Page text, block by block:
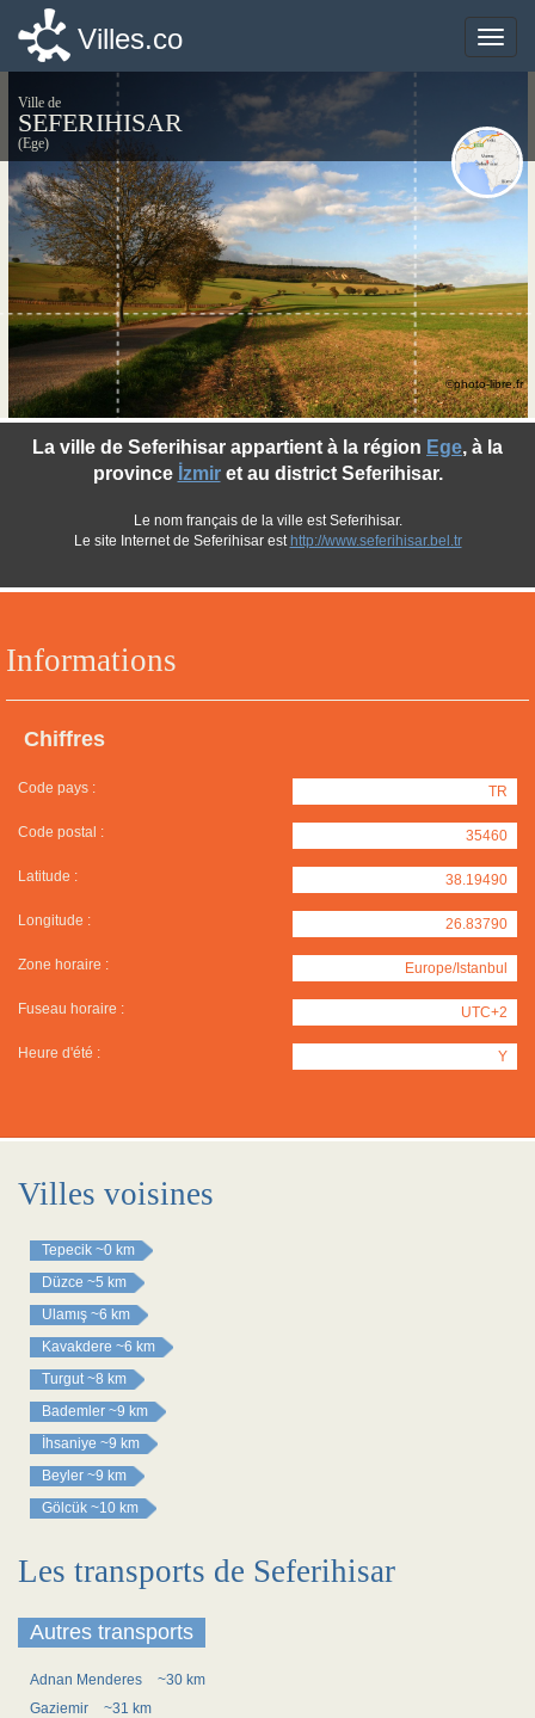
Toggle
Villes.co
Ville de
SEFERIHISAR
(Ege)
Informations
Chiffres
Code pays : TR
Code postal : 35460
Latitude : 38.19490
Longitude : 26.83790
Zone horaire : Europe/Istanbul
Fuseau horaire : UTC+2
Heure d'été : Y
La ville de Seferihisar appartient à la région Ege, à la
province İzmiret au district Seferihisar.
Le nom français de la ville est Seferihisar.
Le site Internet de Seferihisar est http://www.seferihisar.bel.tr
©photo-libre.fr
Villes voisines
Tepecik ~0 km
Düzce ~5 km
Ulamış ~6 km
Kavakdere ~6 km
Turgut ~8 km
Bademler ~9 km
İhsaniye ~9 km
Beyler ~9 km
Gölcük ~10 km
Les transports de Seferihisar
Autres transports
Adnan Menderes
~30 km
Gaziemir
~31 km
Toggle
Villes.co